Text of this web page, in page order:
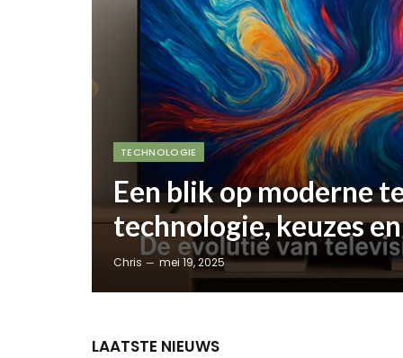
TECHNOLOGIE
Een blik op moderne
technologie, keuzes
Chris mei 19, 2025
LAATSTE NIEUWS